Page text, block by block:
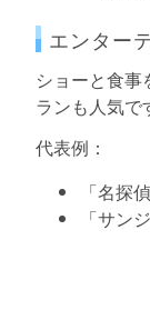
エンター
ショーと食事
ランも人気で
代表例：
「名探
「サン